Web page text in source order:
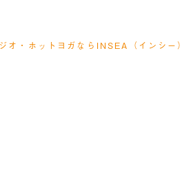
オ・ホットヨガならINSEA（インシー）